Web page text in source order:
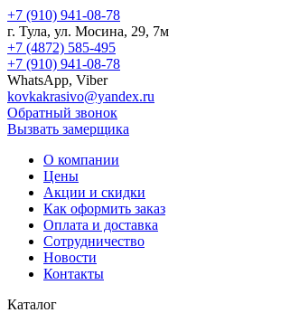
+7 (910) 941-08-78
г. Тула, ул. Мосина, 29, 7м
+7 (4872) 585-495
+7 (910) 941-08-78
WhatsApp, Viber
kovkakrasivo@yandex.ru
Обратный звонок
Вызвать замерщика
О компании
Цены
Акции и скидки
Как оформить заказ
Оплата и доставка
Сотрудничество
Новости
Контакты
Каталог